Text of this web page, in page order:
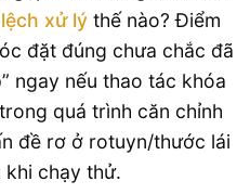
xử lý thế nào? Điểm
đặt đúng chưa chắc đã
ngay nếu thao tác khóa
quá trình căn chỉnh
đề rơ ở rotuyn/thước lái
khi chạy thử.